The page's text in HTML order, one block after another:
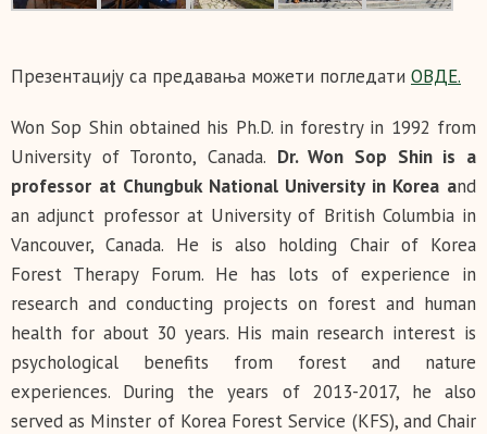
Презентацију са предавања можети погледати ОВДЕ.
Won Sop Shin obtained his Ph.D. in forestry in 1992 from
University of Toronto, Canada. Dr. Won Sop Shin is a
professor at Chungbuk National University in Korea and
an adjunct professor at University of British Columbia in
Vancouver, Canada. He is also holding Chair of Korea
Forest Therapy Forum. He has lots of experience in
research and conducting projects on forest and human
health for about 30 years. His main research interest is
psychological benefits from forest and nature
experiences. During the years of 2013-2017, he also
served as Minster of Korea Forest Service (KFS), and Chair